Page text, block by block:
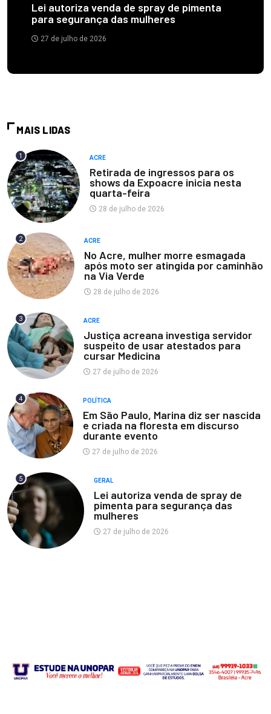
Lei autoriza venda de spray de pimenta
para segurança das mulheres
27 de julho de 2026
MAIS LIDAS
1 ACRE
Retirada de ingressos para os
shows da Expoacre inicia nesta
quarta-feira
28 de julho de 2026
2 ACRE
No Acre, mulher morre esmagada
após moto ser atingida por caminhão
na Via Verde
28 de julho de 2026
3 ACRE
Justiça acreana investiga servidor
suspeito de usar atestados para
cursar Medicina
27 de julho de 2026
4 POLÍTICA
Em São Paulo, Marina diz ser nascida
e criada na floresta em discurso
durante evento
27 de julho de 2026
5 GERAL
Lei autoriza venda de spray de
pimenta para segurança das
mulheres
27 de julho de 2026